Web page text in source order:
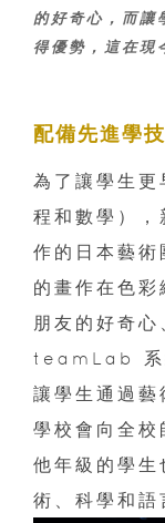
的好奇心，而讓
得優勢，這在現
配備先進學
為了讓學生更
程和數學），
作的日本藝
的畫作在色
朋友的好奇
teamLab 系
讓學生通過藝
學校會向全
他年級的學生
術、科學和語